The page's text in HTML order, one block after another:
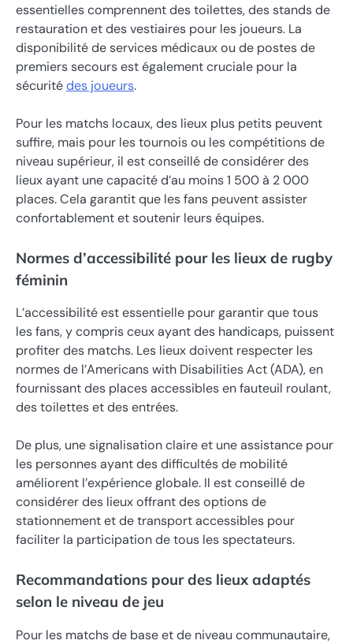
essentielles comprennent des toilettes, des stands de
restauration et des vestiaires pour les joueurs. La
disponibilité de services médicaux ou de postes de
premiers secours est également cruciale pour la
sécuritédes joueurs.
Pour les matchs locaux, des lieux plus petits peuvent
suffire, mais pour les tournois ou les compétitions de
niveau supérieur, il est conseillé de considérer des
lieux ayant une capacité d’au moins 1 500 à 2 000
places. Cela garantit que les fans peuvent assister
confortablement et soutenir leurs équipes.
Normes d’accessibilité pour les lieux de rugby
féminin
L’accessibilité est essentielle pour garantir que tous
les fans, y compris ceux ayant des handicaps, puissent
profiter des matchs. Les lieux doivent respecter les
normes de l’Americans with Disabilities Act (ADA), en
fournissant des places accessibles en fauteuil roulant,
des toilettes et des entrées.
De plus, une signalisation claire et une assistance pour
les personnes ayant des difficultés de mobilité
améliorent l’expérience globale. Il est conseillé de
considérer des lieux offrant des options de
stationnement et de transport accessibles pour
faciliter la participation de tous les spectateurs.
Recommandations pour des lieux adaptés
selon le niveau de jeu
Pour les matchs de base et de niveau communautaire,